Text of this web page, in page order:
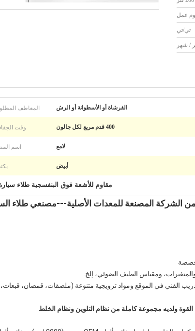
تي/تي
الفرشاة أو الأسطوانة أو الرش المعاطف
400 قدم مربع لكل جالون وقت
لامع اسم
أبيض
مقاوم للأشعة فوق البنفسجية طلاء
الشركة المصنعة للمعدات الأصلية---مصنعي طلاء
ولديه مجموعة كاملة من نظام التلوين ونظام الخلط